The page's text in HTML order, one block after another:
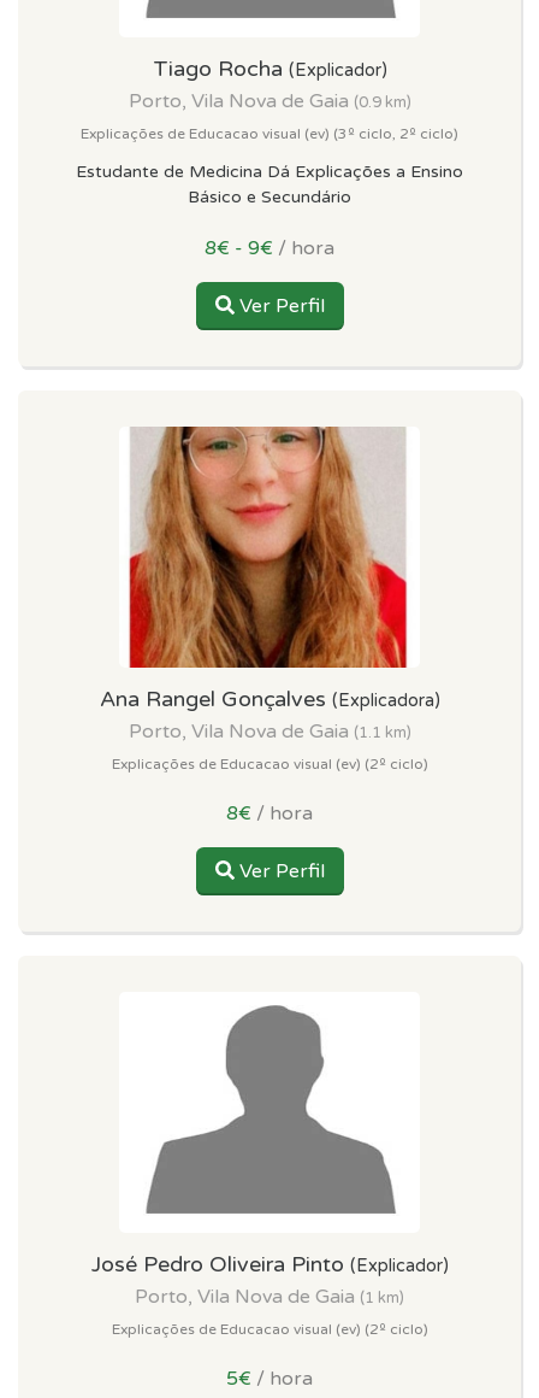
Tiago Rocha (Explicador)
Porto, Vila Nova de Gaia (0.9 km)
Explicações de Educacao visual (ev) (3º ciclo, 2º ciclo)
Estudante de Medicina Dá Explicações a Ensino
Básico e Secundário
8€ - 9€ / hora
Ver Perfil
Ana Rangel Gonçalves (Explicadora)
Porto, Vila Nova de Gaia (1.1 km)
Explicações de Educacao visual (ev) (2º ciclo)
8€ / hora
Ver Perfil
José Pedro Oliveira Pinto (Explicador)
Porto, Vila Nova de Gaia (1 km)
Explicações de Educacao visual (ev) (2º ciclo)
5€ / hora